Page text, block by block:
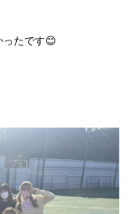
たです😊